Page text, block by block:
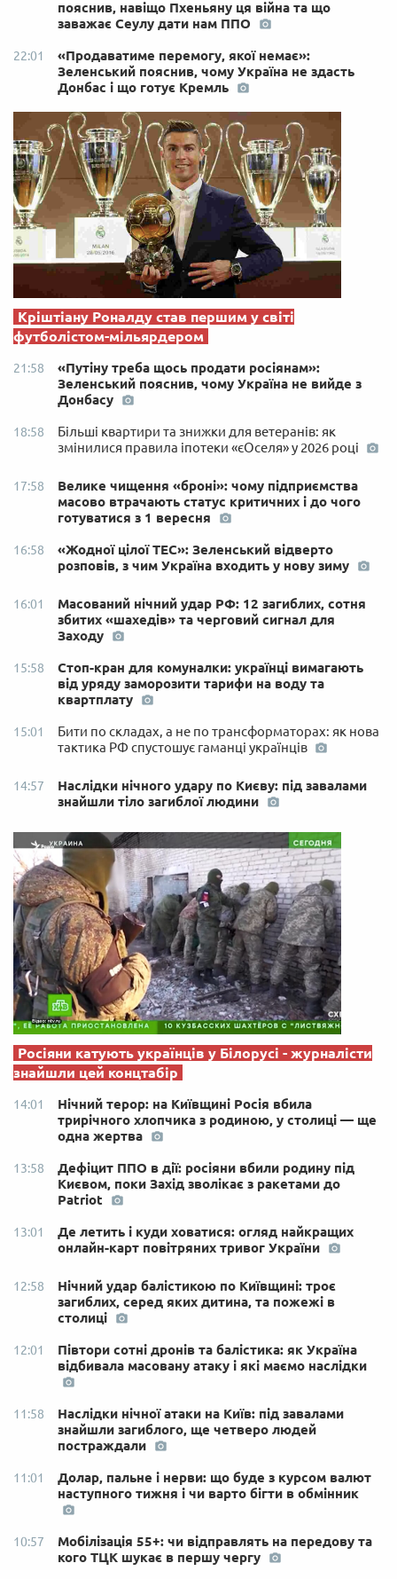
пояснив, навіщо Пхеньяну ця війна та що
заважає Сеулу дати нам ППО
22:01
«Продаватиме перемогу, якої немає»:
Зеленський пояснив, чому Україна не здасть
Донбас і що готує Кремль
Кріштіану Роналду став першим у світі
футболістом-мільярдером
21:58
«Путіну треба щось продати росіянам»:
Зеленський пояснив, чому Україна не вийде з
Донбасу
18:58
Більші квартири та знижки для ветеранів: як
змінилися правила іпотеки «єОселя» у 2026 році
17:58
Велике чищення «броні»: чому підприємства
масово втрачають статус критичних і до чого
готуватися з 1 вересня
16:58
«Жодної цілої ТЕС»: Зеленський відверто
розповів, з чим Україна входить у нову зиму
16:01
Масований нічний удар РФ: 12 загиблих, сотня
збитих «шахедів» та черговий сигнал для
Заходу
15:58
Стоп-кран для комуналки: українці вимагають
від уряду заморозити тарифи на воду та
квартплату
15:01
Бити по складах, а не по трансформаторах: як нова
тактика РФ спустошує гаманці українців
14:57
Наслідки нічного удару по Києву: під завалами
знайшли тіло загиблої людини
Росіяни катують українців у Білорусі - журналісти
знайшли цей концтабір
14:01
Нічний терор: на Київщині Росія вбила
трирічного хлопчика з родиною, у столиці — ще
одна жертва
13:58
Дефіцит ППО в дії: росіяни вбили родину під
Києвом, поки Захід зволікає з ракетами до
Patriot
13:01
Де летить і куди ховатися: огляд найкращих
онлайн-карт повітряних тривог України
12:58
Нічний удар балістикою по Київщині: троє
загиблих, серед яких дитина, та пожежі в
столиці
12:01
Півтори сотні дронів та балістика: як Україна
відбивала масовану атаку і які маємо наслідки
11:58
Наслідки нічної атаки на Київ: під завалами
знайшли загиблого, ще четверо людей
постраждали
11:01
Долар, пальне і нерви: що буде з курсом валют
наступного тижня і чи варто бігти в обмінник
10:57
Мобілізація 55+: чи відправлять на передову та
кого ТЦК шукає в першу чергу